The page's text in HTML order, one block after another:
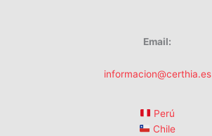
Email:
informacion@certhia.es
Perú
Chile